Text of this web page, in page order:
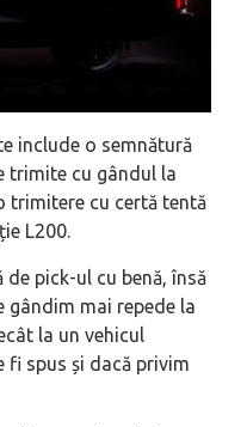
include o semnătură
trimite cu gândul la
trimitere cu certă tentă
L200.
pick-ul cu benă, însă
gândim mai repede la
la un vehicul
fi spus și dacă privim